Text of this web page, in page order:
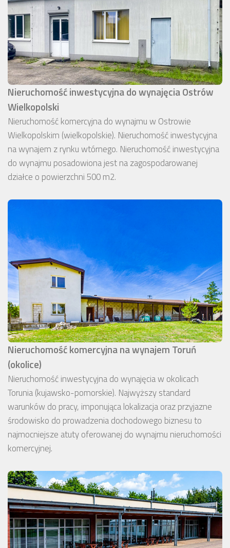
Nieruchomość inwestycyjna do wynajęcia Ostrów
Wielkopolski
Nieruchomość komercyjna do wynajmu w Ostrowie
Wielkopolskim (wielkopolskie). Nieruchomość inwestycyjna
na wynajem z rynku wtórnego. Nieruchomość inwestycyjna
do wynajmu posadowiona jest na zagospodarowanej
działce o powierzchni 500 m2.
Nieruchomość komercyjna na wynajem Toruń
(okolice)
Nieruchomość inwestycyjna do wynajęcia w okolicach
Torunia (kujawsko-pomorskie). Najwyższy standard
warunków do pracy, imponująca lokalizacja oraz przyjazne
środowisko do prowadzenia dochodowego biznesu to
najmocniejsze atuty oferowanej do wynajmu nieruchomości
komercyjnej.